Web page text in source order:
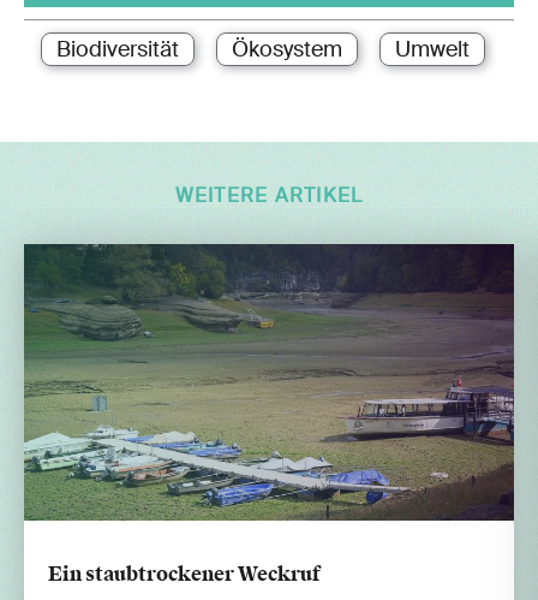
Biodiversität Ökosystem Umwelt
WEITERE ARTIKEL
Ein staubtrockener Weckruf